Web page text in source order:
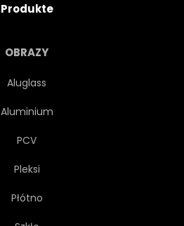
RAUBKATZE
Produkte
OBRAZY
Aluglass
Aluminium
PCV
Pleksi
Płótno